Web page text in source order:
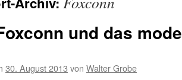
und das
30. August 2013 von Walter Grobe